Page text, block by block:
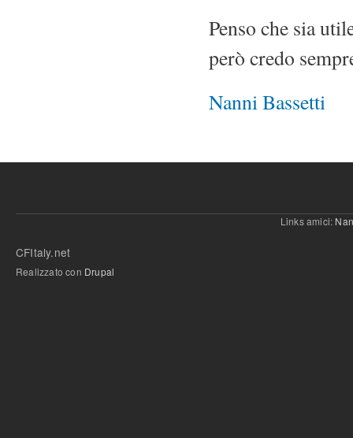
Penso che sia
però credo
Nanni Bassetti
Links amici:
CFItaly.net
Realizzato con Drupal